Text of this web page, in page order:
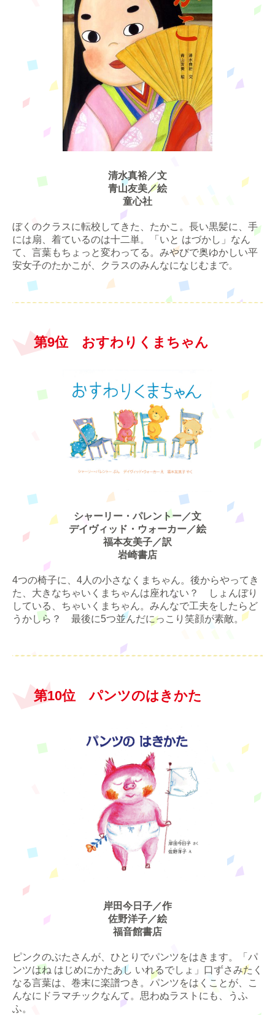
清水真裕／文
青山友美／絵
童心社
ぼくのクラスに転校してきた、たかこ。長い黒髪に、手
には扇、着ているのは十二単。「いと はづかし」なん
て、言葉もちょっと変わってる。みやびで奥ゆかしい平
安女子のたかこが、クラスのみんなになじむまで。
第9位 おすわりくまちゃん
シャーリー・パレントー／文
デイヴィッド・ウォーカー／絵
福本友美子／訳
岩崎書店
4つの椅子に、4人の小さなくまちゃん。後からやってき
た、大きなちゃいくまちゃんは座れない？ しょんぼり
している、ちゃいくまちゃん。みんなで工夫をしたらど
うかしら？ 最後に5つ並んだにっこり笑顔が素敵。
第10位 パンツのはきかた
岸田今日子／作
佐野洋子／絵
福音館書店
ピンクのぶたさんが、ひとりでパンツをはきます。「パ
ンツはね はじめにかたあし いれるでしょ」口ずさみたく
なる言葉は、巻末に楽譜つき。パンツをはくことが、こ
んなにドラマチックなんて。思わぬラストにも、うふ
ふ。